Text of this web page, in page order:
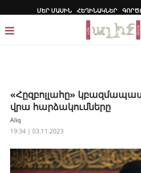
ՄԵՐ ՄԱՍԻՆ ՀԵՂԻՆԱԿՆԵՐ
«Հըզբոլլահը»
վրա հարձակումները
Aliq
19:34 | 03.11.2023